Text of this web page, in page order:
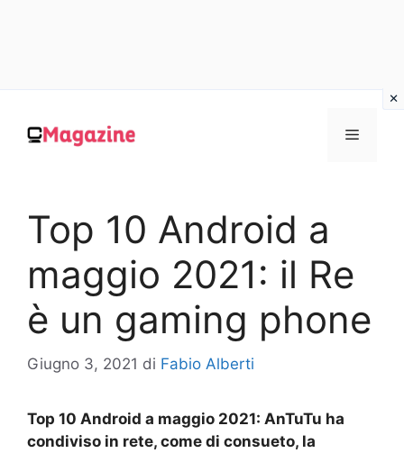
contenuto
MENU
Top 10 Android a
maggio 2021: il Re
è un gaming phone
Giugno 3, 2021 di Fabio Alberti
Top 10 Android a maggio 2021: AnTuTu ha
condiviso in rete, come di consueto, la